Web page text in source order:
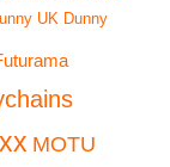
UK Dunny
MOTU